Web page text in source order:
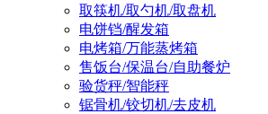
取筷机/取勺机/取盘机
电饼铛/醒发箱
电烤箱/万能蒸烤箱
售饭台/保温台/自助餐炉
验货秤/智能秤
锯骨机/铰切机/去皮机